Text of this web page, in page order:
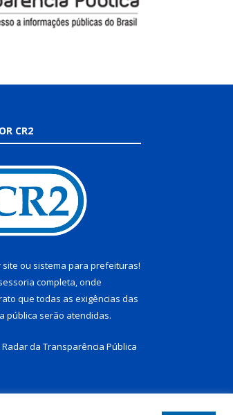
CR2
site ou sistema para prefeituras!
completa, onde
que todas as exigências das
pública serão atendidas.
Radar da Transparência Pública